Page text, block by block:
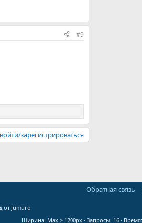
#9
зарегистрироваться
Обратная связь
от Jumuro
Ширина
Запросы 16 Время